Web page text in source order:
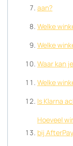
aan?
Welke
Welke
Waar kan
Welke
Is Klarna
Hoeveel
bij